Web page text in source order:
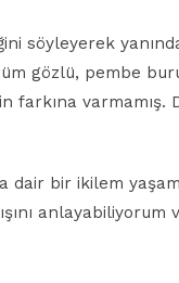
söyleyerek
gözlü, pembe
farkına varmamış.
dair bir ikilem
anlayabiliyorum